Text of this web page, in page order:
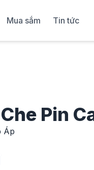
Mua sắm Tin tức
Pin
Áp